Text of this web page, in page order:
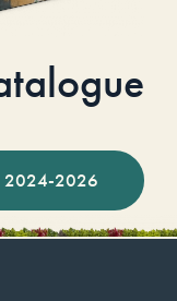
2024-2026